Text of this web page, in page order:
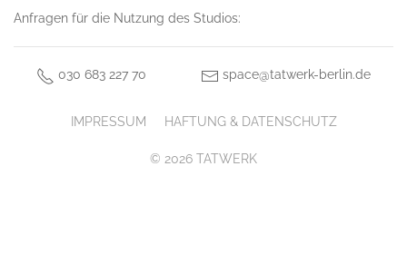
Anfragen für die Nutzung des Studios:
030 683 227 70 space@tatwerk-berlin.de
IMPRESSUM HAFTUNG & DATENSCHUTZ
© 2026 TATWERK